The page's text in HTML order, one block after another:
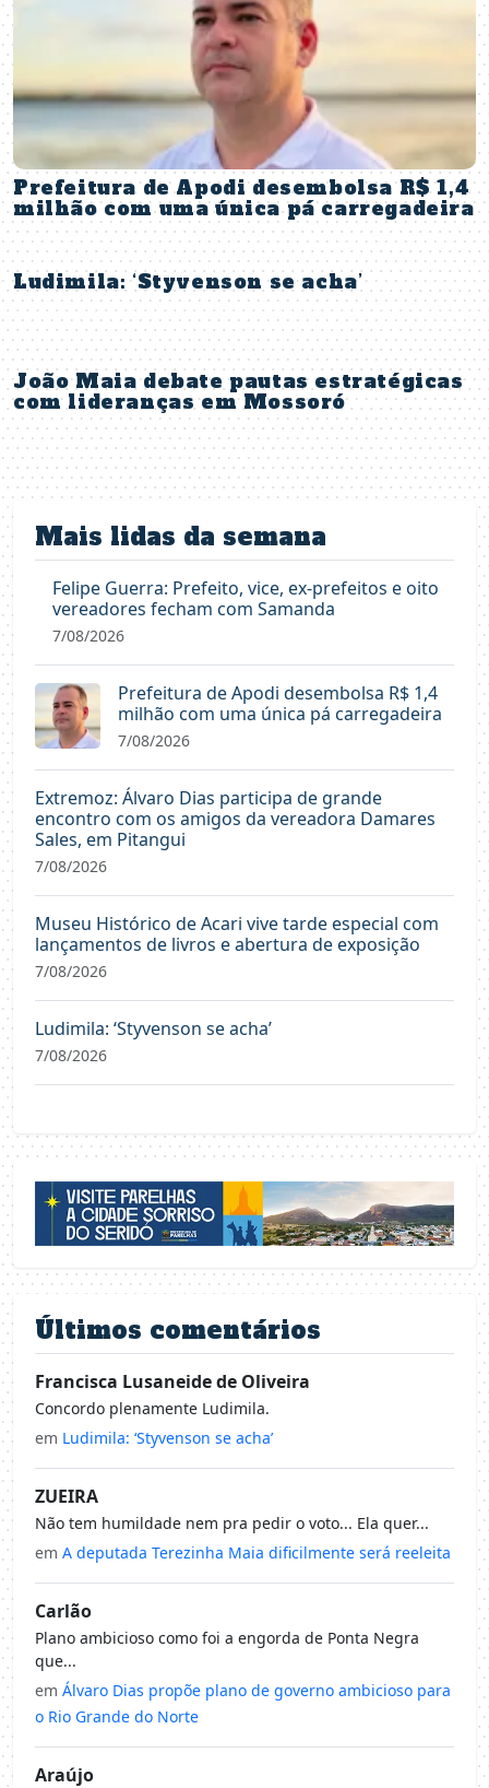
Prefeitura de Apodi desembolsa R$ 1,4
milhão com uma única pá carregadeira
Ludimila: ‘Styvenson se acha’
João Maia debate pautas estratégicas
com lideranças em Mossoró
Mais lidas da semana
Felipe Guerra: Prefeito, vice, ex-prefeitos e oito
vereadores fecham com Samanda
7/08/2026
Prefeitura de Apodi desembolsa R$ 1,4
milhão com uma única pá carregadeira
7/08/2026
Extremoz: Álvaro Dias participa de grande
encontro com os amigos da vereadora Damares
Sales, em Pitangui
7/08/2026
Museu Histórico de Acari vive tarde especial com
lançamentos de livros e abertura de exposição
7/08/2026
Ludimila: ‘Styvenson se acha’
7/08/2026
Últimos comentários
Francisca Lusaneide de Oliveira
Concordo plenamente Ludimila.
em Ludimila: ‘Styvenson se acha’
ZUEIRA
Não tem humildade nem pra pedir o voto... Ela quer...
em A deputada Terezinha Maia dificilmente será reeleita
Carlão
Plano ambicioso como foi a engorda de Ponta Negra
que...
em Álvaro Dias propõe plano de governo ambicioso para
o Rio Grande do Norte
Araújo